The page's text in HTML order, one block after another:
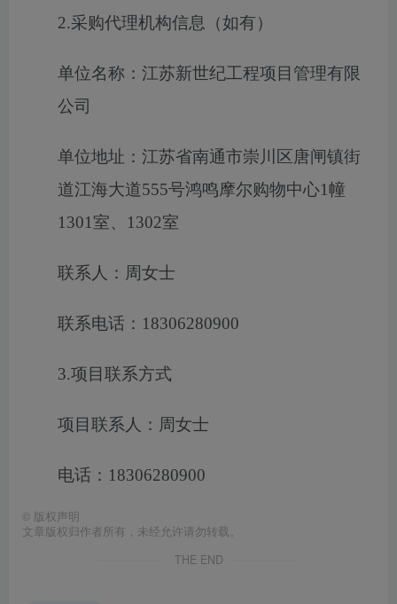
2.采购代理机构信息（如有）
单位名称：江苏新世纪工程项目管理有限
公司
单位地址：江苏省南通市崇川区唐闸镇街
道江海大道555号鸿鸣摩尔购物中心1幢
1301室、1302室
联系人：周女士
联系电话：18306280900
3.项目联系方式
项目联系人：周女士
电话：18306280900
© 版权声明
文章版权归作者所有，未经允许请勿转载。
THE END